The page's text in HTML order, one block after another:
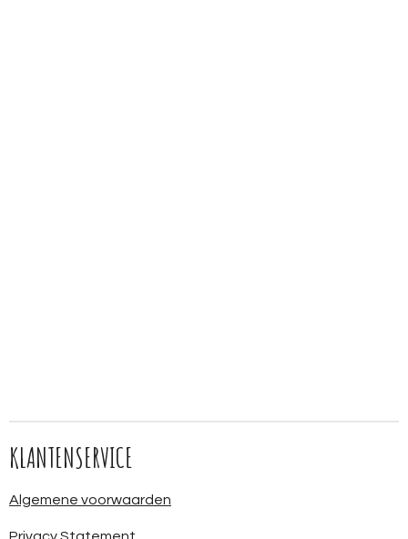
KLANTENSERVICE
Algemene voorwaarden
Privacy Statement